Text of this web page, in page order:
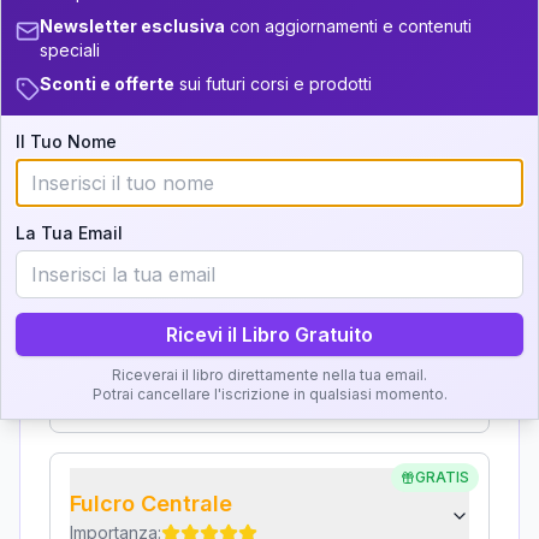
18.5-19 +4 15 38.5-39
Interpretazione
Clicca su ogni zona per leggere la definizione e
Zona del Ritratto
Importanza:
Karma Genitore-Figlio
Importanza:
GRATIS
Fulcro Centrale
Importanza:
Newsletter esclusiva con aggiornamenti e contenuti
speciali
Sconti e offerte sui futuri corsi e prodotti
Il Tuo Nome
La Tua Email
Ricevi il Libro Gratuito
Riceverai il libro direttamente nella tua email.
Potrai cancellare l'iscrizione in qualsiasi momento.